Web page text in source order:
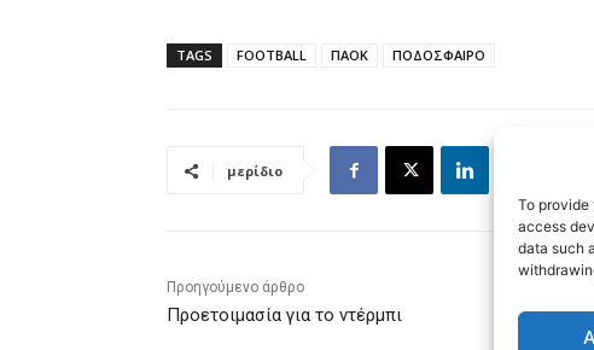
To provide
access
data such
TAGS FOOTBALL ΠΑΟΚ ΠΟΔΟΣΦΑΙΡΟ
μερίδιο
Προηγούμενο άρθρο
Προετοιμασία για το ντέρμπι